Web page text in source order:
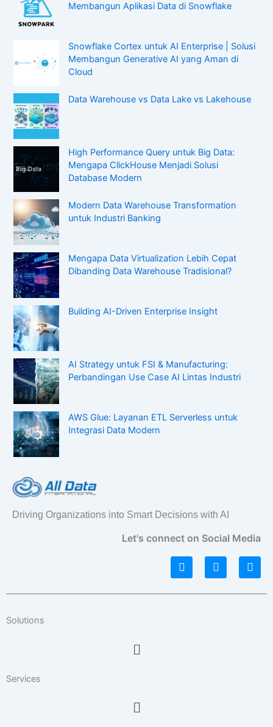
Membangun Aplikasi Data di Snowflake
Snowflake Cortex untuk AI Enterprise | Solusi
Membangun Generative AI yang Aman di
Cloud
Data Warehouse vs Data Lake vs Lakehouse
High Performance Query untuk Big Data:
Mengapa ClickHouse Menjadi Solusi
Database Modern
Modern Data Warehouse Transformation
untuk Industri Banking
Mengapa Data Virtualization Lebih Cepat
Dibanding Data Warehouse Tradisional?
Building AI-Driven Enterprise Insight
AI Strategy untuk FSI & Manufacturing:
Perbandingan Use Case AI Lintas Industri
AWS Glue: Layanan ETL Serverless untuk
Integrasi Data Modern
Driving Organizations into Smart Decisions with AI
Let's connect on Social Media
L
i
k
I
n
t
F
a
e
Solutions
Menu
Services
Menu